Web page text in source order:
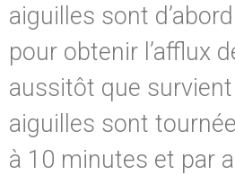
aiguilles sont
pour obtenir l’afflux
aussitôt que
aiguilles sont
à 10 minutes et par